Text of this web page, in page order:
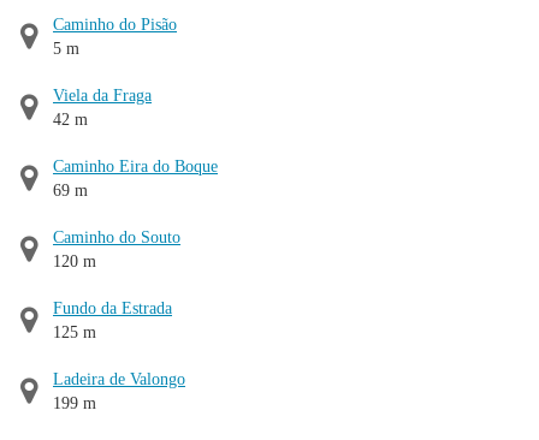
Caminho do Pisão
5 m
Viela da Fraga
42 m
Caminho Eira do Boque
69 m
Caminho do Souto
120 m
Fundo da Estrada
125 m
Ladeira de Valongo
199 m